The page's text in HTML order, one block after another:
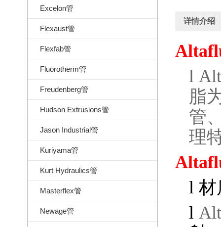
Excelon管
Flexaust管
Flexfab管
Fluorotherm管
Freudenberg管
Hudson Extrusions管
Jason Industrial管
Kuriyama管
Kurt Hydraulics管
Masterflex管
Newage管
详情介绍
l
脂
管
理
l 材
l